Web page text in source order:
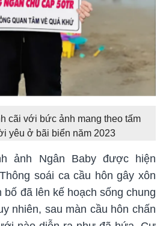
cãi với bức ảnh mang theo tấm
yêu ở bãi biển năm 2023
ảnh Ngân Baby được hiện
soái ca cầu hôn gây xôn
đã lên kế hoạch sống chung
nhiên, sau màn cầu hôn chấn